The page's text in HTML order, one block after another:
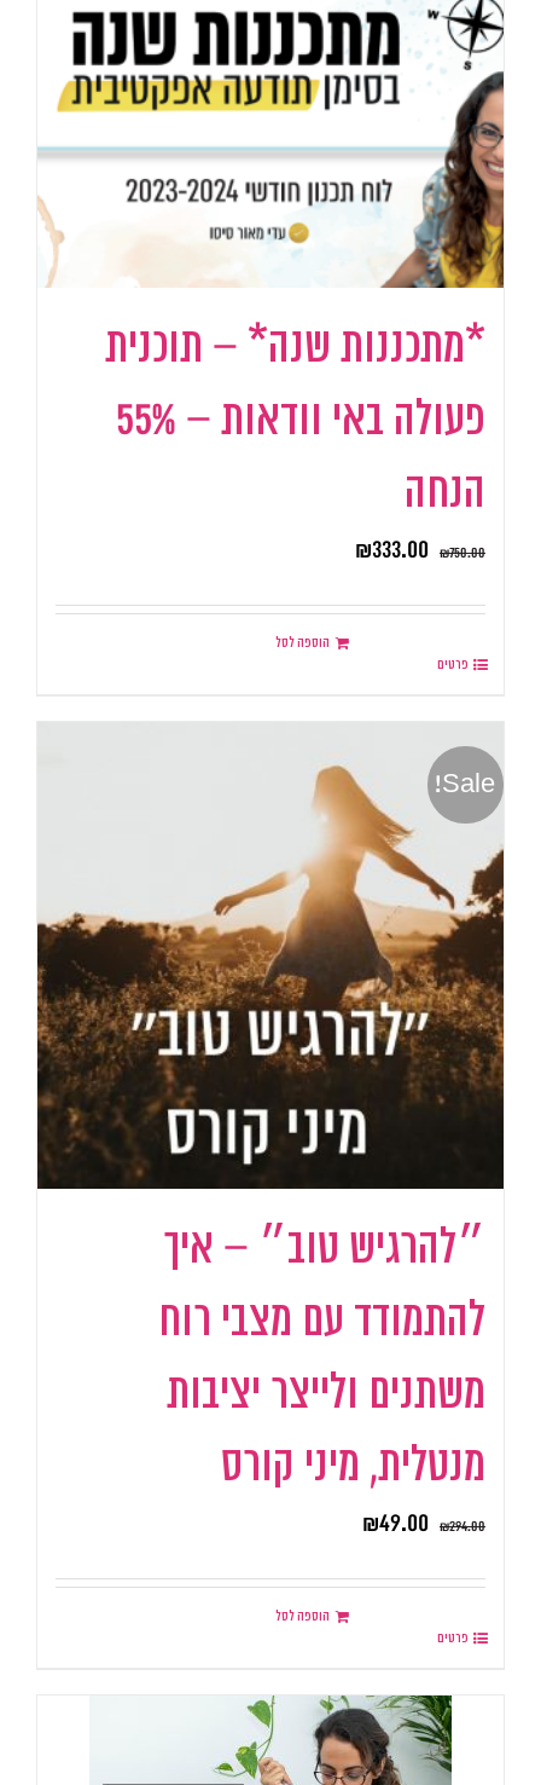
*מתכננות שנה* – תוכנית
פעולה באי וודאות – 55%
הנחה
₪750.00
₪333.00
הוספה לסל
פרטים
Sale!
״להרגיש טוב״ – איך
להתמודד עם מצבי רוח
משתנים ולייצר יציבות
מנטלית, מיני קורס
₪294.00
₪49.00
הוספה לסל
פרטים